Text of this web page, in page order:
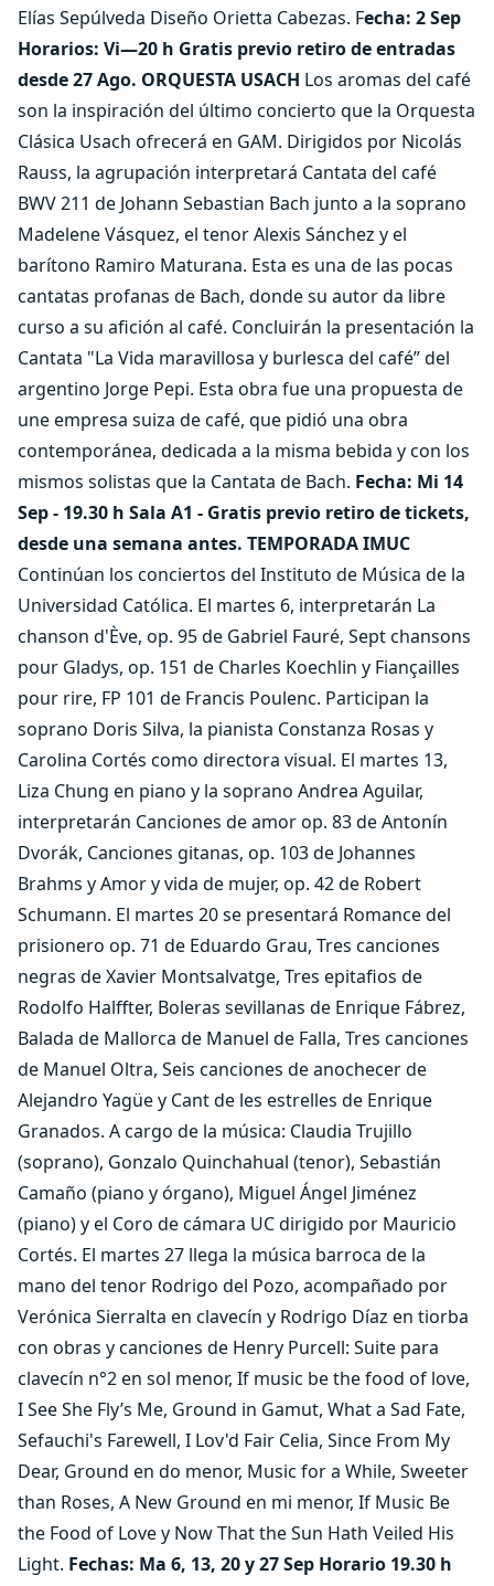
Elías Sepúlveda Diseño Orietta Cabezas. Fecha: 2 Sep
Horarios: Vi—20 h Gratis previo retiro de entradas
desde 27 Ago. ORQUESTA USACH Los aromas del café
son la inspiración del último concierto que la Orquesta
Clásica Usach ofrecerá en GAM. Dirigidos por Nicolás
Rauss, la agrupación interpretará Cantata del café
BWV 211 de Johann Sebastian Bach junto a la soprano
Madelene Vásquez, el tenor Alexis Sánchez y el
barítono Ramiro Maturana. Esta es una de las pocas
cantatas profanas de Bach, donde su autor da libre
curso a su afición al café. Concluirán la presentación la
Cantata "La Vida maravillosa y burlesca del café” del
argentino Jorge Pepi. Esta obra fue una propuesta de
une empresa suiza de café, que pidió una obra
contemporánea, dedicada a la misma bebida y con los
mismos solistas que la Cantata de Bach. Fecha: Mi 14
Sep - 19.30 h Sala A1 - Gratis previo retiro de tickets,
desde una semana antes. TEMPORADA IMUC
Continúan los conciertos del Instituto de Música de la
Universidad Católica. El martes 6, interpretarán La
chanson d'Ève, op. 95 de Gabriel Fauré, Sept chansons
pour Gladys, op. 151 de Charles Koechlin y Fiançailles
pour rire, FP 101 de Francis Poulenc. Participan la
soprano Doris Silva, la pianista Constanza Rosas y
Carolina Cortés como directora visual. El martes 13,
Liza Chung en piano y la soprano Andrea Aguilar,
interpretarán Canciones de amor op. 83 de Antonín
Dvorák, Canciones gitanas, op. 103 de Johannes
Brahms y Amor y vida de mujer, op. 42 de Robert
Schumann. El martes 20 se presentará Romance del
prisionero op. 71 de Eduardo Grau, Tres canciones
negras de Xavier Montsalvatge, Tres epitafios de
Rodolfo Halffter, Boleras sevillanas de Enrique Fábrez,
Balada de Mallorca de Manuel de Falla, Tres canciones
de Manuel Oltra, Seis canciones de anochecer de
Alejandro Yagüe y Cant de les estrelles de Enrique
Granados. A cargo de la música: Claudia Trujillo
(soprano), Gonzalo Quinchahual (tenor), Sebastián
Camaño (piano y órgano), Miguel Ángel Jiménez
(piano) y el Coro de cámara UC dirigido por Mauricio
Cortés. El martes 27 llega la música barroca de la
mano del tenor Rodrigo del Pozo, acompañado por
Verónica Sierralta en clavecín y Rodrigo Díaz en tiorba
con obras y canciones de Henry Purcell: Suite para
clavecín n°2 en sol menor, If music be the food of love,
I See She Fly’s Me, Ground in Gamut, What a Sad Fate,
Sefauchi's Farewell, I Lov'd Fair Celia, Since From My
Dear, Ground en do menor, Music for a While, Sweeter
than Roses, A New Ground en mi menor, If Music Be
the Food of Love y Now That the Sun Hath Veiled His
Light. Fechas: Ma 6, 13, 20 y 27 Sep Horario 19.30 h